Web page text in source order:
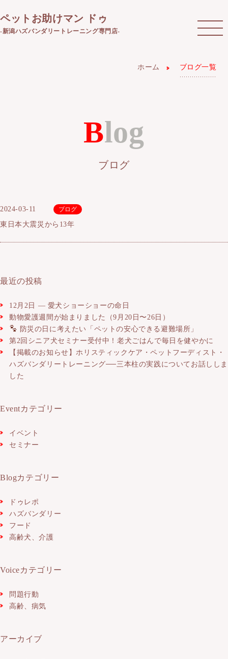
ペットお助けマン ドゥ
-新潟ハズバンダリートレーニング専門店-
ホーム ブログ一覧
Blog
ブログ
2024-03-11 ブログ
東日本大震災から13年
最近の投稿
12月2日 ― 愛犬ショーショーの命日
動物愛護週間が始まりました（9月20日〜26日）
防災の日に考えたい「ペットの安心できる避難場所」
第2回シニア犬セミナー受付中！老犬ごはんで毎日を健やかに
【掲載のお知らせ】ホリスティックケア・ペットフーディスト・
ハズバンダリートレーニング──三本柱の実践についてお話ししま
した
Eventカテゴリー
イベント
セミナー
Blogカテゴリー
ドゥレポ
ハズバンダリー
フード
高齢犬、介護
Voiceカテゴリー
問題行動
高齢、病気
アーカイブ